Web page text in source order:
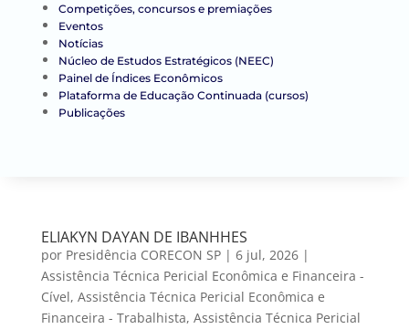
Competições, concursos e premiações
Eventos
Notícias
Núcleo de Estudos Estratégicos (NEEC)
Painel de Índices Econômicos
Plataforma de Educação Continuada (cursos)
Publicações
ELIAKYN DAYAN DE IBANHHES
por Presidência CORECON SP| 6 jul, 2026|
Assistência Técnica Pericial Econômica e Financeira -
Cível, Assistência Técnica Pericial Econômica e
Financeira - Trabalhista, Assistência Técnica Pericial